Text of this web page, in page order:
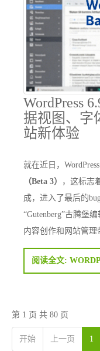
WordPress
据视图、字
站新体验
就在近日，
（Beta 3）
，这标志
成，进入了最后的
“Gutenberg”古腾堡
内容创作和网站管理
第 1 页 共 80 页
开始 上一页 1